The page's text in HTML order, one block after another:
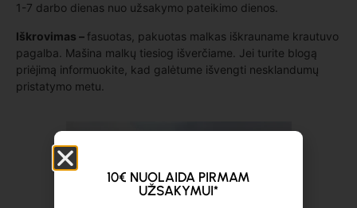
1-7 darbo dienas nuo užsakymo pateikimo dienos.
Iškrovimas – fasuotas, pakuotas malkas iškrauname krautuvo
pagalba. Mašina malkų tiesiog išverčiame. Jei turite blogą
priėjimą informuokite, kad galėtume išvengti nesklandumų
pristatymo metu.
10€ NUOLAIDA PIRMAM
UŽSAKYMUI*